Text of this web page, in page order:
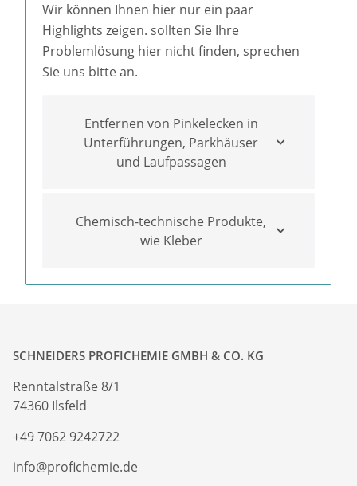
Wir können Ihnen hier nur ein paar
Highlights zeigen. sollten Sie Ihre
Problemlösung hier nicht finden, sprechen
Sie uns bitte an.
Entfernen von Pinkelecken in
Unterführungen, Parkhäuser
und Laufpassagen
Chemisch-technische Produkte,
wie Kleber
SCHNEIDERS PROFICHEMIE GMBH & CO. KG
Renntalstraße 8/1
74360 Ilsfeld
+49 7062 9242722
info@profichemie.de